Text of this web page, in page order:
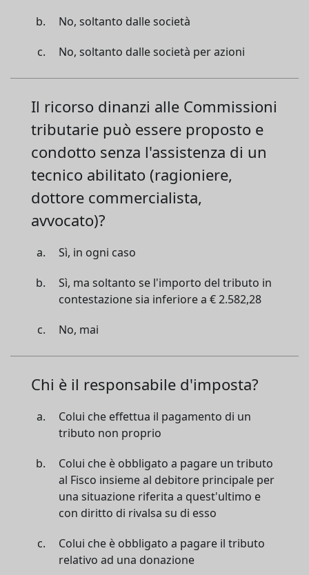
No, soltanto dalle società
No, soltanto dalle società per azioni
Il ricorso dinanzi alle Commissioni
tributarie può essere proposto e
condotto senza l'assistenza di un
tecnico abilitato (ragioniere,
dottore commercialista,
avvocato)?
Sì, in ogni caso
Sì, ma soltanto se l'importo del tributo in
contestazione sia inferiore a € 2.582,28
No, mai
Chi è il responsabile d'imposta?
Colui che effettua il pagamento di un
tributo non proprio
Colui che è obbligato a pagare un tributo
al Fisco insieme al debitore principale per
una situazione riferita a quest'ultimo e
con diritto di rivalsa su di esso
Colui che è obbligato a pagare il tributo
relativo ad una donazione